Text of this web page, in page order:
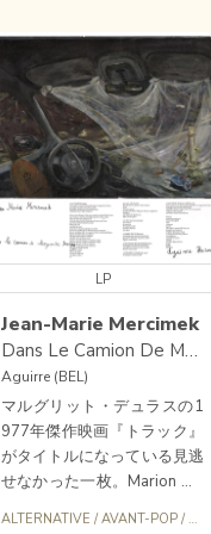
/HIPHOP
LP
Jean-Marie Mercimek
Dans Le Camion De Marguerite Duras
Aguirre (BEL)
マルグリット・デュラスの1
977年傑作映画『トラック』
がタイトルになっている見逃
せなかった一枚。Marion Mo
ALTERNATIVE /AVANT-POP/